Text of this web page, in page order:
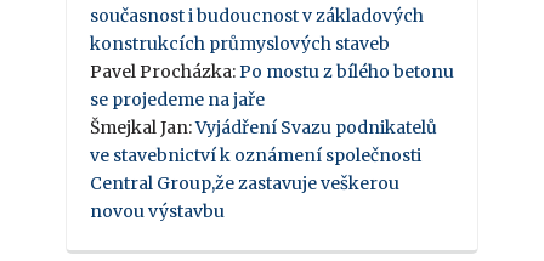
současnost i budoucnost v základových
konstrukcích průmyslových staveb
Pavel Procházka: Po mostu z bílého betonu
se projedeme na jaře
Šmejkal Jan:Vyjádření Svazu podnikatelů
ve stavebnictví k oznámení společnosti
Central Group,že zastavuje veškerou
novou výstavbu